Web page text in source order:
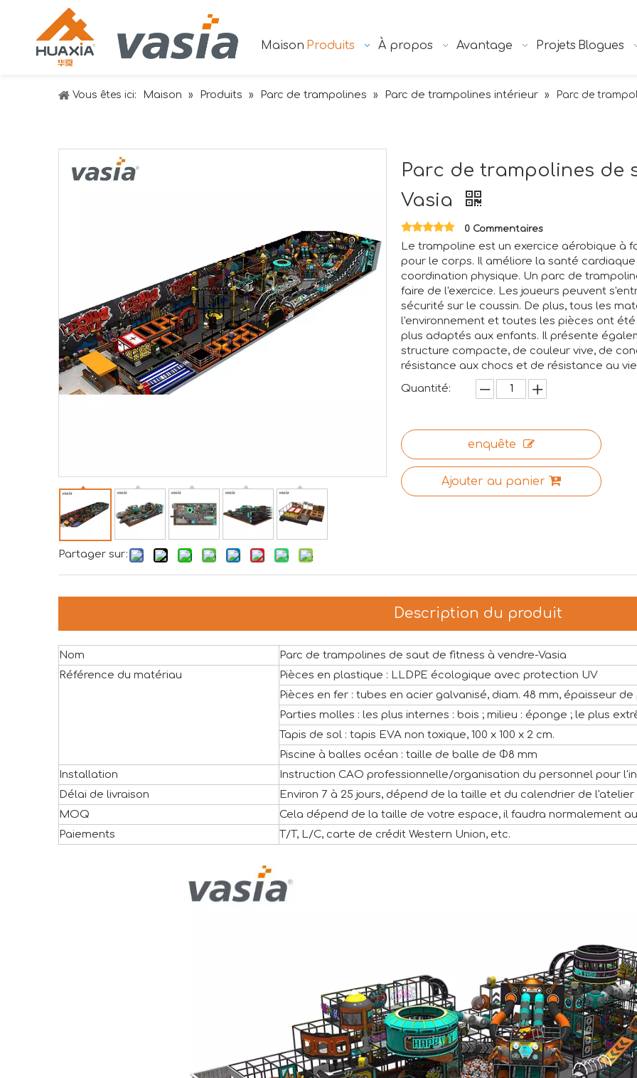
Maison Produits À propos Avantage Projets Blogues
Vous êtes ici: Maison » Produits » Parc de trampolines » Parc de trampolines intérieur » Parc de
Partager sur:
Parc de trampolines de
Vasia
0 Commentaires
Le trampoline est un exercice aérobique à
pour le corps. Il améliore la santé
coordination physique. Un parc de
faire de l'exercice. Les joueurs peuvent
sécurité sur le coussin. De plus, tous les
l'environnement et toutes les pièces ont
plus adaptés aux enfants. Il présente
structure compacte, de couleur vive, de
résistance aux chocs et de résistance au
Quantité:
enquête
Ajouter au panier
Description du produit
Nom
Parc de trampolines de saut de fitness à vendre-Vasia
Référence du matériau
Pièces en plastique : LLDPE écologique avec protection UV
Pièces en fer : tubes en acier galvanisé, diam. 48 mm, épaisseur de
Parties molles : les plus internes : bois ; milieu : éponge ; le plus
Tapis de sol : tapis EVA non toxique, 100 x 100 x 2 cm.
Piscine à balles océan : taille de balle de Φ8 mm
Installation
Instruction CAO professionnelle/organisation du personnel pour
Délai de livraison
Environ 7 à 25 jours, dépend de la taille et du calendrier de l'atelier
MOQ
Cela dépend de la taille de votre espace, il faudra normalement au
Paiements
T/T, L/C, carte de crédit Western Union, etc.